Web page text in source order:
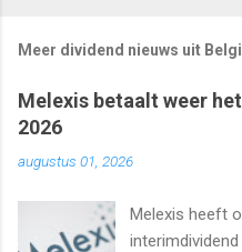
Meer dividend nieuws uit
Melexis betaalt weer
2026
augustus 01, 2026
Melexis heeft